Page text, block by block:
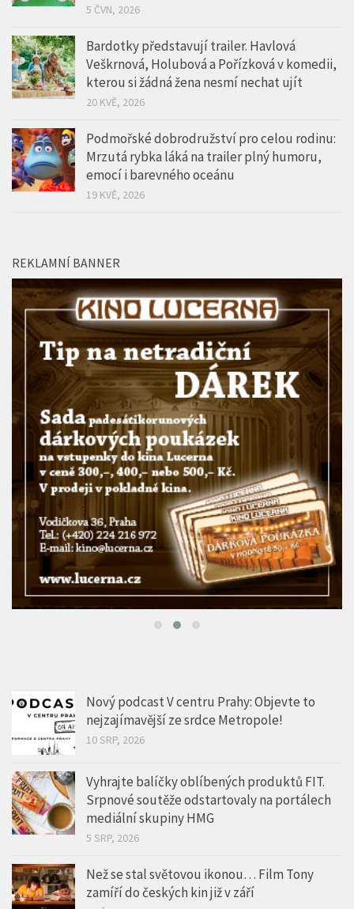
5 ČVN, 2026
Bardotky představují trailer. Havlová
Veškrnová, Holubová a Pořízková v komedii,
kterou si žádná žena nesmí nechat ujít
20 KVĚ, 2026
Podmořské dobrodružství pro celou rodinu:
Mrzutá rybka láká na trailer plný humoru,
emocí i barevného oceánu
19 KVĚ, 2026
REKLAMNÍ BANNER
Nový podcast V centru Prahy: Objevte to
nejzajímavější ze srdce Metropole!
10 SRP, 2026
Vyhrajte balíčky oblíbených produktů FIT.
Srpnové soutěže odstartovaly na portálech
mediální skupiny HMG
5 SRP, 2026
Než se stal světovou ikonou… Film Tony
zamíří do českých kin již v září